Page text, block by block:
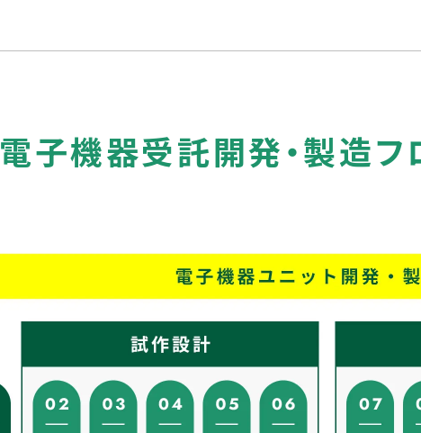
電子機器受託開発・製造フ